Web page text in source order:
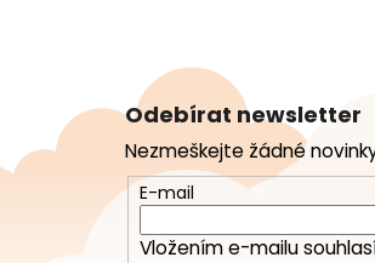
a
Odebírat newsletter
Nezmeškejte žádné
E-mail
Vložením e-mailu